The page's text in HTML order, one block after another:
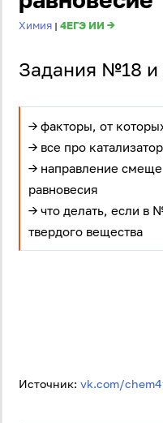
Химия | 4ЕГЭ ИИ →
Задания №18 и
→ факторы, от
→ все про
→ направление
равновесия
→ что делать, если в
твердого вещества
Источник: vk.com/